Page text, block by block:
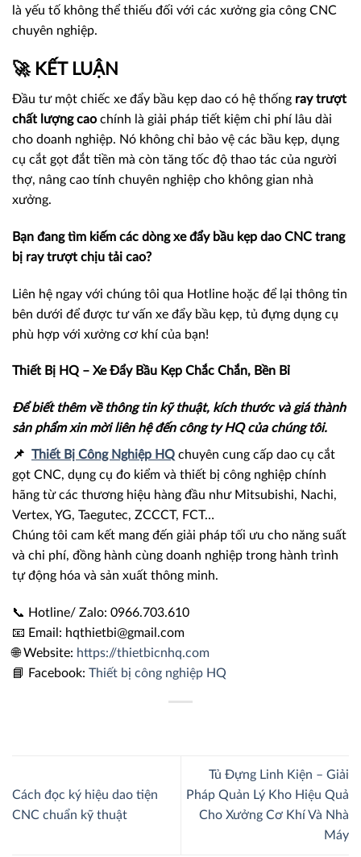
là yếu tố không thể thiếu đối với các xưởng gia công CNC
chuyên nghiệp.
🚀 KẾT LUẬN
Đầu tư một chiếc xe đẩy bầu kẹp dao có hệ thống ray trượt
chất lượng cao chính là giải pháp tiết kiệm chi phí lâu dài
cho doanh nghiệp. Nó không chỉ bảo vệ các bầu kẹp, dụng
cụ cắt gọt đắt tiền mà còn tăng tốc độ thao tác của người
thợ, nâng cao tính chuyên nghiệp cho không gian nhà
xưởng.
Bạn đang tìm kiếm các dòng xe đẩy bầu kẹp dao CNC trang
bị ray trượt chịu tải cao?
Liên hệ ngay với chúng tôi qua Hotline hoặc để lại thông tin
bên dưới để được tư vấn xe đẩy bầu kẹp, tủ đựng dụng cụ
phù hợp với xưởng cơ khí của bạn!
Thiết Bị HQ – Xe Đẩy Bầu Kẹp Chắc Chắn, Bền Bỉ
Để biết thêm về thông tin kỹ thuật, kích thước và giá thành
sản phẩm xin mời liên hệ đến công ty HQ của chúng tôi.
📌 Thiết Bị Công Nghiệp HQ chuyên cung cấp dao cụ cắt
gọt CNC, dụng cụ đo kiểm và thiết bị công nghiệp chính
hãng từ các thương hiệu hàng đầu như Mitsubishi, Nachi,
Vertex, YG, Taegutec, ZCCCT, FCT…
Chúng tôi cam kết mang đến giải pháp tối ưu cho năng suất
và chi phí, đồng hành cùng doanh nghiệp trong hành trình
tự động hóa và sản xuất thông minh.
📞 Hotline/ Zalo: 0966.703.610
📧 Email: hqthietbi@gmail.com
🌐 Website: https://thietbicnhq.com
📘 Facebook: Thiết bị công nghiệp HQ
Cách đọc ký hiệu dao tiện
CNC chuẩn kỹ thuật
Tủ Đựng Linh Kiện – Giải
Pháp Quản Lý Kho Hiệu Quả
Cho Xưởng Cơ Khí Và Nhà
Máy